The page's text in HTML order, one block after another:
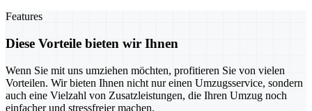
Features
Diese Vorteile bieten wir Ihnen
Wenn Sie mit uns umziehen möchten, profitieren Sie von vielen
Vorteilen. Wir bieten Ihnen nicht nur einen Umzugsservice, sondern
auch eine Vielzahl von Zusatzleistungen, die Ihren Umzug noch
einfacher und stressfreier machen.